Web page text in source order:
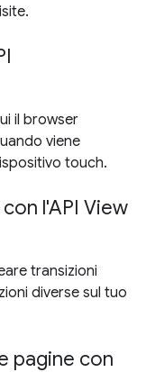
il browser
viene
touch.
l'API View
transizioni
diverse sul tuo
pagine con